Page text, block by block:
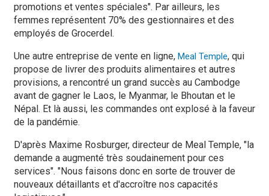
promotions et ventes spéciales". Par ailleurs, les
femmes représentent 70% des gestionnaires et des
employés de Grocerdel.
Une autre entreprise de vente en ligne, Meal Temple, qui
propose de livrer des produits alimentaires et autres
provisions, a rencontré un grand succès au Cambodge
avant de gagner le Laos, le Myanmar, le Bhoutan et le
Népal. Et là aussi, les commandes ont explosé à la faveur
de la pandémie.
D'après Maxime Rosburger, directeur de Meal Temple, "la
demande a augmenté très soudainement pour ces
services". "Nous faisons donc en sorte de trouver de
nouveaux détaillants et d'accroître nos capacités